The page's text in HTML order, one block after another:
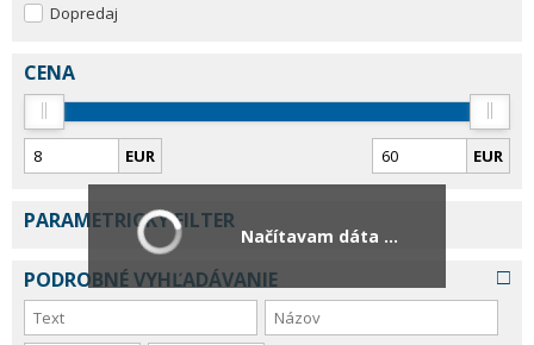
Dopredaj
CENA
EUR EUR
PARAMETRICKÝ FILTER
PODROBNÉ VYHĽADÁVANIE
Načítavam dáta ...